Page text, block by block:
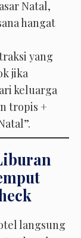
Natal,
hangat
yang
jika
keluarga
tropis +
langsung